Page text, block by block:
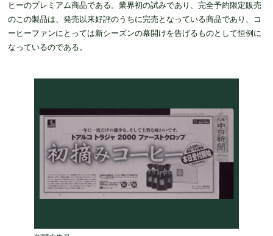
ヒーのプレミアム商品である。業界初の試みであり、完全予約限定販売
のこの製品は、発売以来好評のうちに完売となっている商品であり、コ
ーヒーファンにとっては新シーズンの幕開けを告げるものとして恒例に
なっているのである。